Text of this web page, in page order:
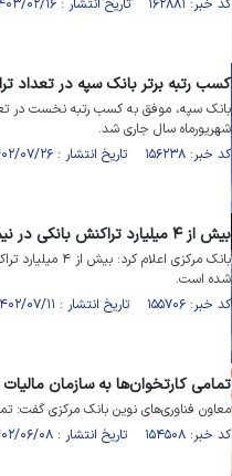
کد خبر: ۱۶۲۸۸۱ تاریخ انتشار : ۱۴۰۳/۰۲/۱۶
کسب رتبه برتر بانک سپه در تعداد
بانک سپه، موفق به کسب رتبه نخست در
شهریورماه سال جاری شد.
کد خبر: ۱۵۶۲۳۸ تاریخ انتشار : ۱۴۰۲/۰۷/۲۶
بیش از ۴ میلیارد تراکنش بانکی در نیمه نخست امسال انجام شد
شده است.
کد خبر: ۱۵۵۷۰۶ تاریخ انتشار : ۱۴۰۲/۰۷/۱۱
تمامی کارتخوان‌ها به سازمان
معاون فناوری‌های نوین بانک مرکزی گفت:
کد خبر: ۱۵۴۵۰۸ تاریخ انتشار : ۱۴۰۲/۰۶/۰۸